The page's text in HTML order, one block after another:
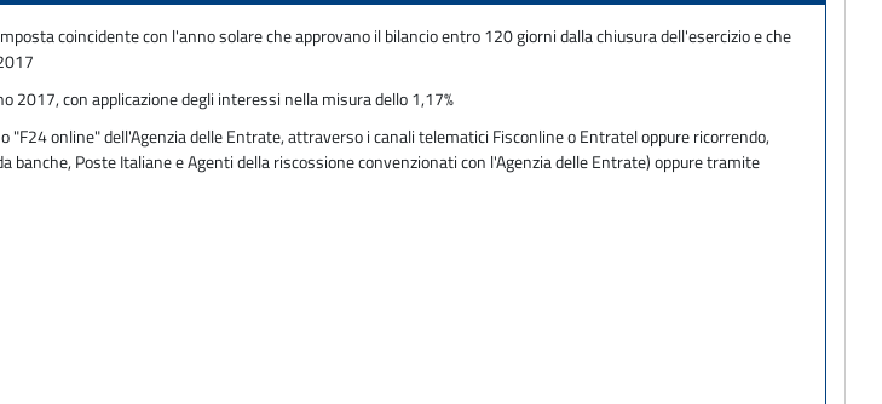
coincidente con l'anno solare che approvano il bilancio entro 120 giorni dalla chiusura dell'esercizio e che
con applicazione degli interessi nella misura dello 1,17%
online" dell'Agenzia delle Entrate, attraverso i canali telematici Fisconline o Entratel oppure ricorrendo,
Poste Italiane e Agenti della riscossione convenzionati con l'Agenzia delle Entrate) oppure tramite